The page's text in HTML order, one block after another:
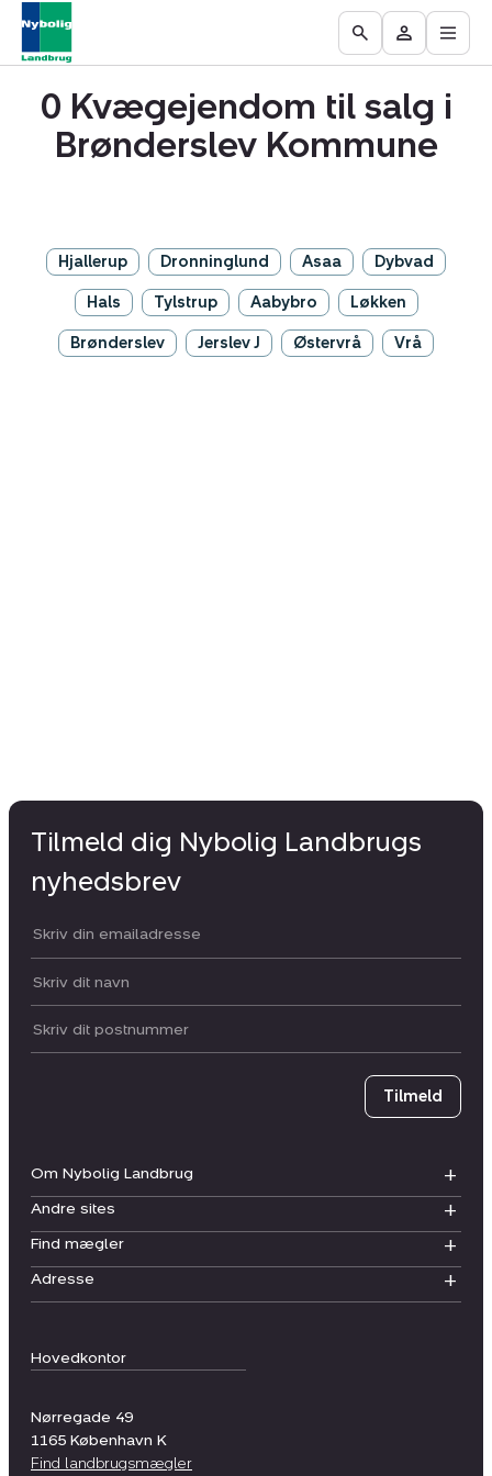
Ejendomme
til
Find
mægler
Få
vurderet
ejendom
Go
to
the
Search
page
Besøg
Mit
område
Åbn
0 Kvægejendom til salg i
Brønderslev Kommune
Hjallerup Dronninglund Asaa Dybvad
Hals Tylstrup Aabybro Løkken
Brønderslev Jerslev J Østervrå Vrå
Hovedkontor
Nørregade 49
1165 København K
Find landbrugsmægler
Om Nybolig Landbrug
Andre sites
Find mægler
Adresse
Tilmeld dig Nybolig Landbrugs
nyhedsbrev
Din email:
Dit navn:
Postnummer
Tilmeld